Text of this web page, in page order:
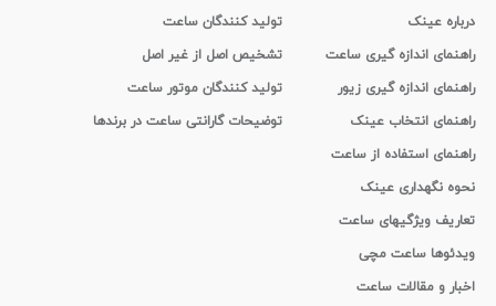
درباره عینک
راهنمای اندازه گیری ساعت
راهنمای اندازه گیری زیور
راهنمای انتخاب عینک
راهنمای استفاده از ساعت
نحوه نگهداری عینک
تعاریف ویژگیهای ساعت
ویدئوها ساعت مچی
اخبار و مقالات ساعت
تولید کنندگان ساعت
تشخیص اصل از غیر اصل
تولید کنندگان موتور ساعت
توضیحات گارانتی ساعت در برندها